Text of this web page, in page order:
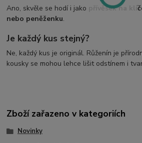
Ano, skvěle se hodí i jako
přívěsek na
nebo peněženku.
Je každý kus stejný?
Ne, každý kus je originál. Růženín je
kousky se mohou lehce lišit odstínem i
Zboží zařazeno v kategoriích
Novinky